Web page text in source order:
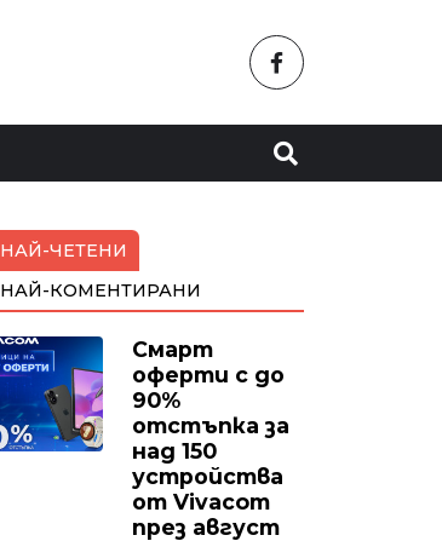
НАЙ-ЧЕТЕНИ
НАЙ-КОМЕНТИРАНИ
Смарт
оферти с до
90%
отстъпка за
над 150
устройства
от Vivacom
през август